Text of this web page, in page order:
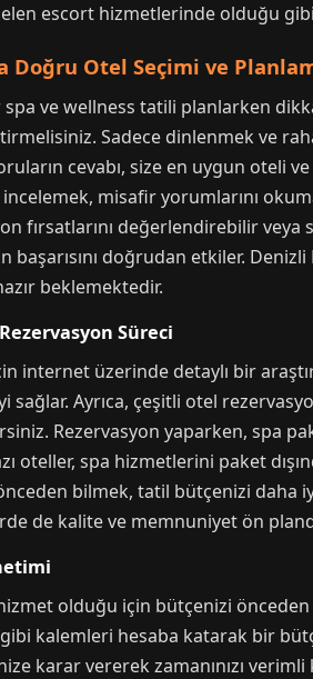
escort hizmetlerinde olduğu
Doğru Otel Seçimi ve
ve wellness tatili planlarken
Sadece dinlenmek ve
cevabı, size en uygun oteli
incelemek, misafir yorumlarını
fırsatlarını değerlendirebilir
başarısını doğrudan etkiler.
beklemektedir.
Süreci
internet üzerinde detaylı bir
sağlar. Ayrıca, çeşitli otel
Rezervasyon yaparken, spa
oteller, spa hizmetlerini paket
bilmek, tatil bütçenizi daha
de kalite ve memnuniyet ön
olduğu için bütçenizi
kalemleri hesaba katarak bir
karar vererek zamanınızı